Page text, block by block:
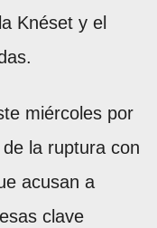
Knéset y el
miércoles por
la ruptura con
acusan a
clave